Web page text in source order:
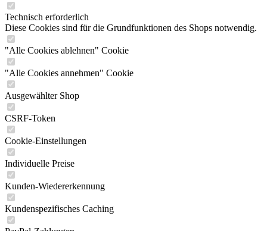
Technisch erforderlich
Diese Cookies sind für die Grundfunktionen des Shops notwendig.
"Alle Cookies ablehnen" Cookie
"Alle Cookies annehmen" Cookie
Ausgewählter Shop
CSRF-Token
Cookie-Einstellungen
Individuelle Preise
Kunden-Wiedererkennung
Kundenspezifisches Caching